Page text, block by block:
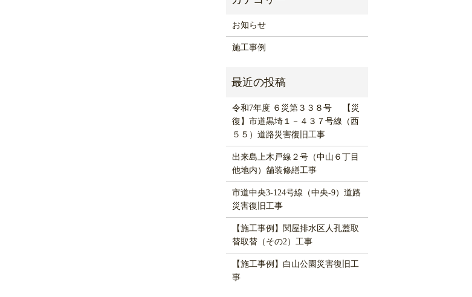
お知らせ
施工事例
令和7年度 ６災第３３８号 【災
復】市道黒埼１－４３７号線（西
５５）道路災害復旧工事
出来島上木戸線２号（中山６丁目
他地内）舗装修繕工事
市道中央3-124号線（中央-9）道路
災害復旧工事
【施工事例】関屋排水区人孔蓋取
替取替（その2）工事
【施工事例】白山公園災害復旧工
事